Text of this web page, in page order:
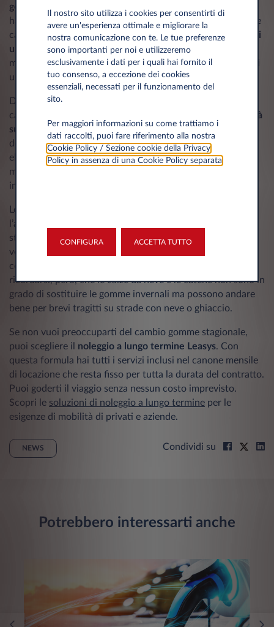
gomme
e si possono utilizzare anche su quelle auto che
hanno degli pneumatici sui quali non è possibile montare le
catene. Le calze da neve si dimostrano moltoutili in caso di
una nevicata improvvisain città o comunque dove non c’è
molta neve. Tuttavia, si possono impiegare anche in caso di
una nevicata importante.
Dal punto di vista degli svantaggi, invece, le calze, come le
catene da neve,
non permettono di viaggiare a una velocità
superiore ai 50 km/he non assicurano la stessa aderenza
delle gomme invernali. Un altro svantaggio riguarda l’usura
elevata a cui sono soggetti questi dispositivi se non si
montano in modo corretto e se si utilizzano su strade non
innevate.
Le
l’aderenza quando si viaggia con gomme estive durante la
stagione invernale, ma danno dei vantaggi anche quando
vengono montate sulle gomme invernali in caso di
condizioni ambientali particolarmente estreme. Bisogna
ricordarsi, però, che le calze da neve e le catene non sono in
grado di sostituire le gomme invernali ma possono andare
bene per brevi tragitti su strade con neve o ghiaccio.
Se non vuoi preoccuparti del cambio gomme stagionale,
puoi scegliere il noleggio a lungo termine Leasys. Con
questa formula hai tutti i servizi inclusi nel canone mensile
di locazione che resta fisso per tutta la durata del contratto.
Puoi goderti il viaggio senza nessun costo imprevisto.
Scopri le soluzioni di noleggio a lungo termine per le
esigenze di mobilità di privati e aziende.
NEWS Condividi su
Potrebbero interessarti anche
Il nostro sito utilizza i cookies per consentirti di
avere un'esperienza ottimale e migliorare la
nostra comunicazione con te. Le tue preferenze
sono importanti per noi e utilizzeremo
esclusivamente i dati per i quali hai fornito il
tuo consenso, a eccezione dei cookies
essenziali, necessati per il funzionamento del
sito.
Per maggiori informazioni su come trattiamo i
dati raccolti, puoi fare riferimento alla nostra
Cookie Policy / Sezione cookie della Privacy
Policy in assenza di una Cookie Policy separata.
CONFIGURA ACCETTA TUTTO